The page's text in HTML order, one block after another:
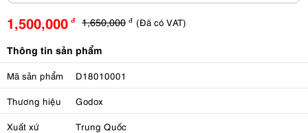
1,500,000 đ 1,650,000 đ (Đã có VAT)
Thông tin sản phẩm
Mã sản phẩm D18010001
Thương hiệu Godox
Xuất xứ Trung Quốc